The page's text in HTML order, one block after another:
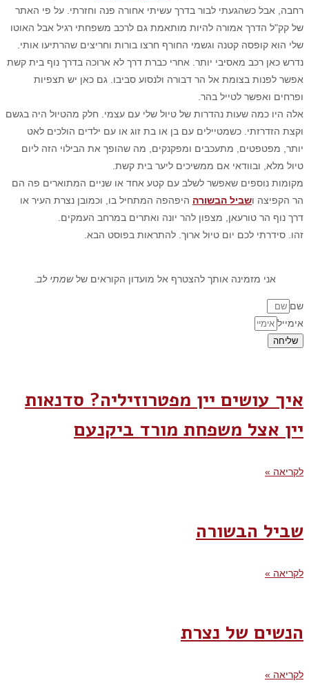
רחבה, אבל כשהגעתי לבור בדרך עשיתי אחורה פנה וחזרתי. על פי האתר
של קק"ל הדרך אמורה להיות מותאמת גם לרכב משפחתי רגיל אבל האוטו
שלי הוא קופסה קטנה וגשמי החורף חרצו בורות וחריצים שהרתיעו אותי.
נדרש כאן רכב מאסיבי יותר. אחרי כברת דרך לא ארוכה בדרך נוף בית קשת
אפשר לפנות בצומת אל הר דבורה ולנסוע סביבו. גם כאן יש תצפיות
ופרחים ואפשר לטייל בהר.
אלה היו כמה שעות נהדרות של טיול שלי עם עצמי. חלק מהטיול היה בגשם
וקצת הזדרזתי. כשמטיילים עם בן או בת זוג או עם ילדים הולכים לאט
יותר, מפטפטים, מתעכבים ומפקנקים, מה שהופך את הבילוי הזה ליום
טיול מלא, ובוודאי אם ממשיכים ליער בית קשת.
מקומות נוספים שאפשר לשלב עם קטע אחד או שניים המתוארים פה הם
הר הקפיצה ושביל הבשורה היפהפה המתחיל בו, וכמובן נצרת העיר או
דרך נוף הר טורעאן, מצפון להר יונה ואתרים במרחב העמקים.
זהו. סידרתי לכם יום טיול ארוך. להתראות בפוסט הבא.
אני מזמינה אותך להצטרף אל מועדון הקוראים שלשמתי לב
שם
אימייל
שליחה
איך עושים יין מפטרוזיליה? סדנאות
יין אצל משפחת מורד ביקנעם
לקריאה »
שביל הבשורה
לקריאה »
הנשים של נצרת
לקריאה »